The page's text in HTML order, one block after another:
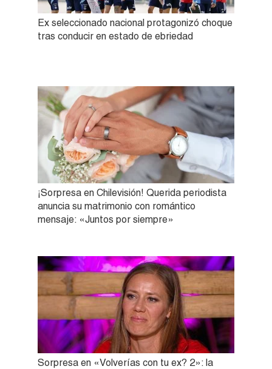
Ex seleccionado nacional protagonizó choque
tras conducir en estado de ebriedad
¡Sorpresa en Chilevisión! Querida periodista
anuncia su matrimonio con romántico
mensaje: «Juntos por siempre»
Sorpresa en «Volverías con tu ex? 2»: la